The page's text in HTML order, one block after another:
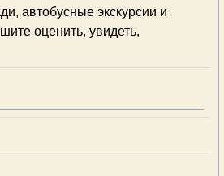
автобусные экскурсии и
оценить, увидеть,